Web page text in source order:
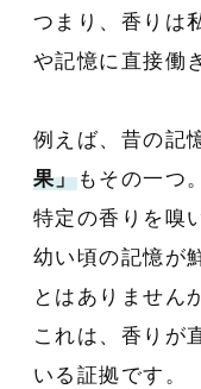
つまり、香りは
や記憶に直接働
例えば、昔の記
果」もその一つ。
特定の香りを嗅
幼い頃の記憶が
とはありません
これは、香りが
いる証拠です。